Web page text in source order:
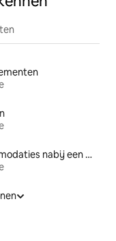
Accommodaties nabij een meer